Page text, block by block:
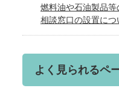
燃料油や石油製品等
相談窓口の設置につ
よく見られるペ